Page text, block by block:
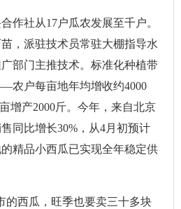
社从17户瓜农发展至千户。
，派驻技术员常驻大棚指导水
部门主推技术。标准化种植带
农户每亩地年均增收约4000
增产2000斤。今年，来自北京
同比增长30%，从4月初预计
精品小西瓜已实现全年稳定供
西瓜，旺季也要卖三十多块